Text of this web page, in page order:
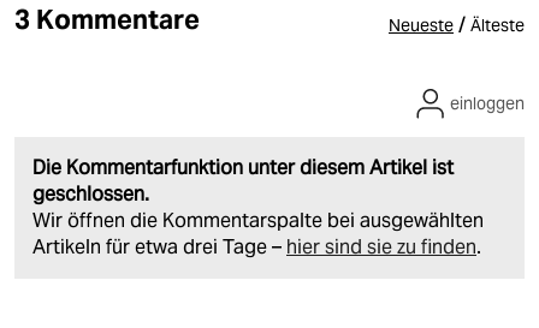
3 Kommentare Neueste / Älteste
Die Kommentarfunktion unter diesem Artikel ist
geschlossen.
Wir öffnen die Kommentarspalte bei ausgewählten
Artikeln für etwa drei Tage – hier sind sie zu finden.
einloggen